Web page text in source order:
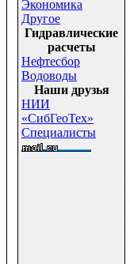
Экономика
Другое
Гидравлические
расчеты
Нефтесбор
Водоводы
Наши друзья
НИИ
«СибГеоТех»
Специалисты